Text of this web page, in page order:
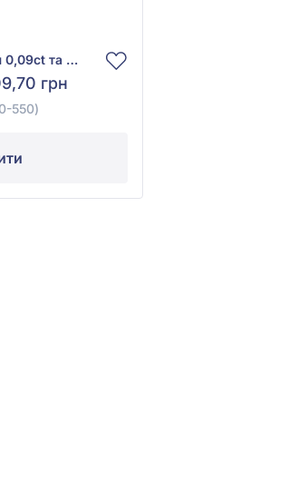
Підвіска з діамантом 0,09ct та аметистом 7,65ct із червоного золота 585°, арт. RG-31628-12.200-550
грн
550)